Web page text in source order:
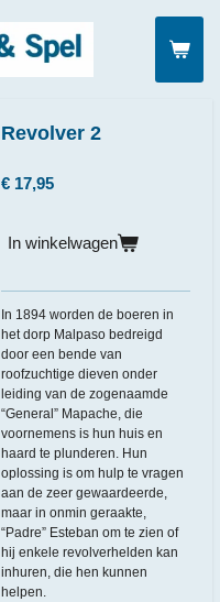
Revolver 2
€ 17,95
In winkelwagen
In 1894 worden de boeren in
het dorp Malpaso bedreigd
door een bende van
roofzuchtige dieven onder
leiding van de zogenaamde
“General” Mapache, die
voornemens is hun huis en
haard te plunderen. Hun
oplossing is om hulp te vragen
aan de zeer gewaardeerde,
maar in onmin geraakte,
“Padre” Esteban om te zien of
hij enkele revolverhelden kan
inhuren, die hen kunnen
helpen.